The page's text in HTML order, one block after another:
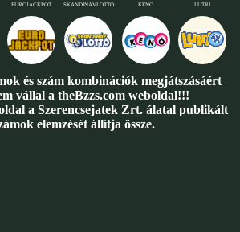
EUROJACKPOT SKANDINÁVLOTTÓ KENÓ LUTRI
és szám kombinációk megjátszásáért
vállal a theBzzs.com weboldal!!!
a Szerencsejatek Zrt. álatal publikált
elemzését állítja össze.